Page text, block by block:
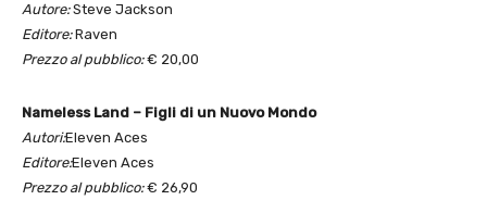
Autore:Steve Jackson
Editore:Raven
Prezzo al pubblico:€ 20,00
Nameless Land – Figli di un Nuovo Mondo
Autori:Eleven Aces
Editore:Eleven Aces
Prezzo al pubblico:€ 26,90